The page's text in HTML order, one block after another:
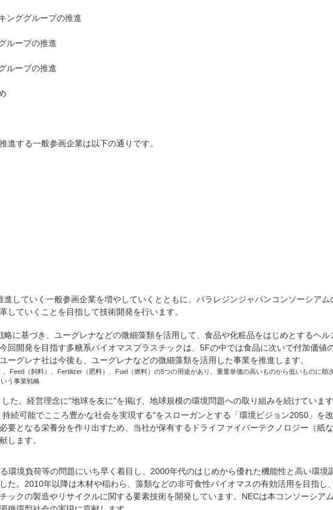
ンググループの推進
ループの推進
ループの推進
する一般参画企業は以下の通りです。
していく一般参画企業を増やしていくとともに、パラレジンジャパンコンソーシア
ていくことを目指して技術開発を行います。
略に基づき、ユーグレナなどの微細藻類を活用して、食品や化粧品をはじめとするヘ
回開発を目指す多糖系バイオマスプラスチックは、5Fの中では食品に次いで付加価値
グレナ社は今後も、ユーグレナなどの微細藻類を活用した事業を推進します。
Feed（飼料）、Fertilizer（肥料）、Fuel（燃料）の5つの用途があり、重量単価の高いものから低いものに順
う事業戦略
た。経営理念に"地球を友に"を掲げ、地球規模の環境問題への取り組みを続けていま
続可能でこころ豊かな社会を実現する"をスローガンとする「環境ビジョン2050」を
要となる栄養分を作り出すため、当社が保有するドライファイバーテクノロジー（紙
します。
環境負荷等の問題にいち早く着目し、2000年代のはじめから優れた機能性と高い環境
た。2010年以降は木材や稲わら、藻類などの非可食性バイオマスの有効活用を目指し
ックの製造やリサイクルに関する要素技術を開発しています。NECは本コンソーシア